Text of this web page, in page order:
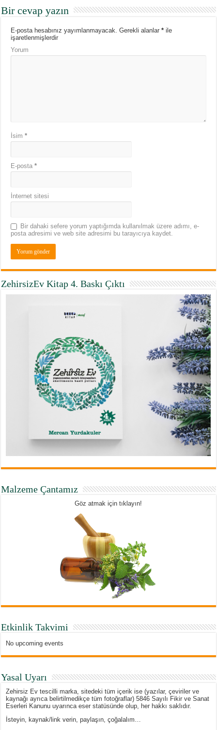
Bir cevap yazın
E-posta hesabınız yayımlanmayacak. Gerekli alanlar* ile
işaretlenmişlerdir
Yorum
İsim*
E-posta*
İnternet sitesi
Bir dahaki sefere yorum yaptığımda kullanılmak üzere adımı, e-
posta adresimi ve web site adresimi bu tarayıcıya kaydet.
ZehirsizEv Kitap 4. Baskı Çıktı
Malzeme Çantamız
Göz atmak için tıklayın!
Etkinlik Takvimi
No upcoming events
Yasal Uyarı
Zehirsiz Ev tescilli marka, sitedeki tüm içerik ise (yazılar, çeviriler ve
kaynağı ayrıca belirtilmedikçe tüm fotoğraflar) 5846 Sayılı Fikir ve Sanat
Eserleri Kanunu uyarınca eser statüsünde olup, her hakkı saklıdır.
İsteyin, kaynak/link verin, paylaşın, çoğalalım…